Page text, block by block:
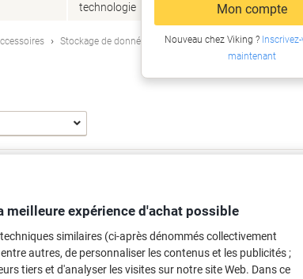
Mon compte
Nouveau chez Viking ?Inscrivez-
maintenant
technologie
emballage
Stockage de données Cartes SD
expérience d'achat possible
similaires (ci-après dénommés collectivement
autres, de personnaliser les contenus et les publicités ;
tiers et d'analyser les visites sur notre site Web. Dans ce